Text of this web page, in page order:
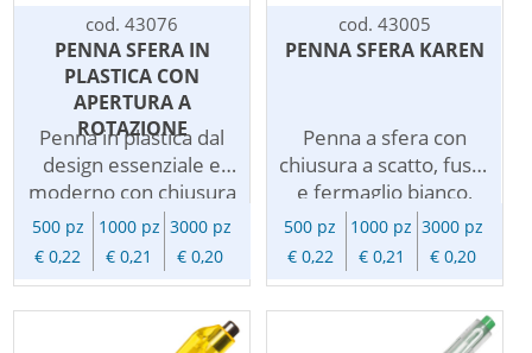
brand.
cod. 43076
PENNA SFERA IN
PLASTICA CON
APERTURA A
ROTAZIONE
Penna in plastica dal
design essenziale e
moderno con chiusura
a rotazione e refill
nero. Assortita in vari
colori, ha una scrittura
adatta all'uso
500 pz 1000 pz 3000 pz
€ 0,22
€ 0,21 € 0,20
cod. 43005
PENNA SFERA KAREN
Penna a sfera con
chiusura a scatto, fusto
e fermaglio bianco,
particolari colorati,
punta e pulsante
argentati. refill
Personalizzabile con il
500 pz 1000 pz 3000 pz
€ 0,22
€ 0,21 € 0,20